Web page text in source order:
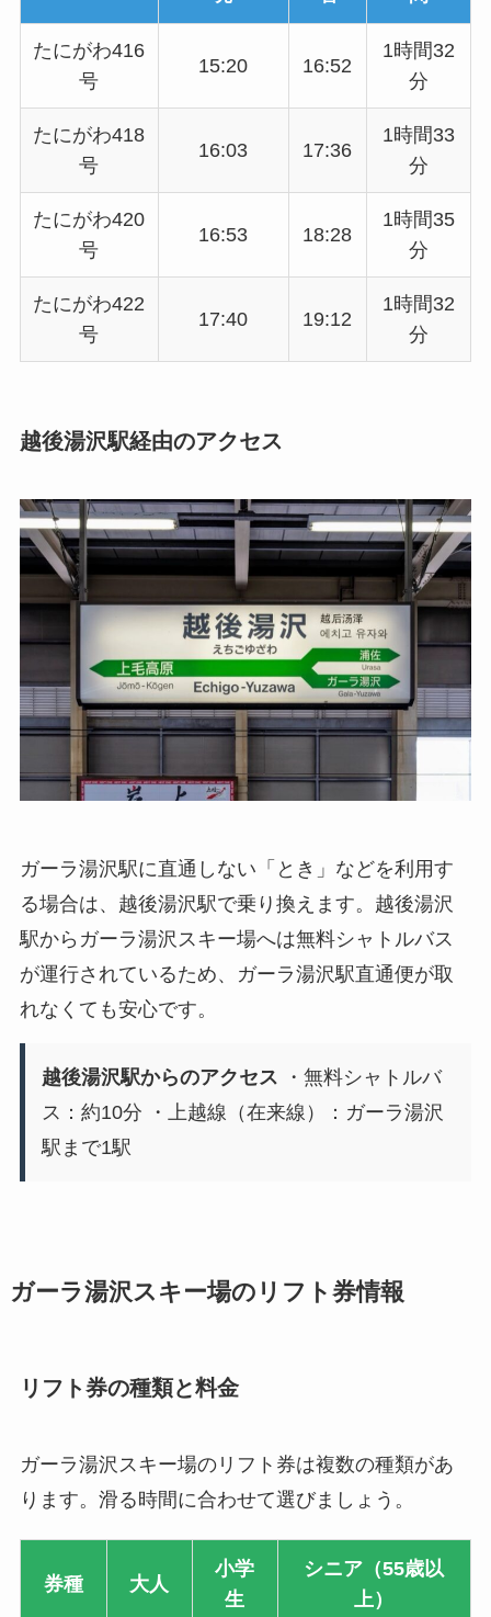
たにがわ416
号
15:20 16:52
1時間32
分
たにがわ418
号
16:03 17:36
1時間33
分
たにがわ420
号
16:53 18:28
1時間35
分
たにがわ422
号
17:40 19:12
1時間32
分
越後湯沢駅経由のアクセス
ガーラ湯沢駅に直通しない「とき」などを利用す
る場合は、越後湯沢駅で乗り換えます。越後湯沢
駅からガーラ湯沢スキー場へは無料シャトルバス
が運行されているため、ガーラ湯沢駅直通便が取
れなくても安心です。
越後湯沢駅からのアクセス ・無料シャトルバ
ス：約10分 ・上越線（在来線）：ガーラ湯沢
駅まで1駅
ガーラ湯沢スキー場のリフト券情報
リフト券の種類と料金
ガーラ湯沢スキー場のリフト券は複数の種類があ
ります。滑る時間に合わせて選びましょう。
券種 大人
小学
生
シニア（55歳以
上）